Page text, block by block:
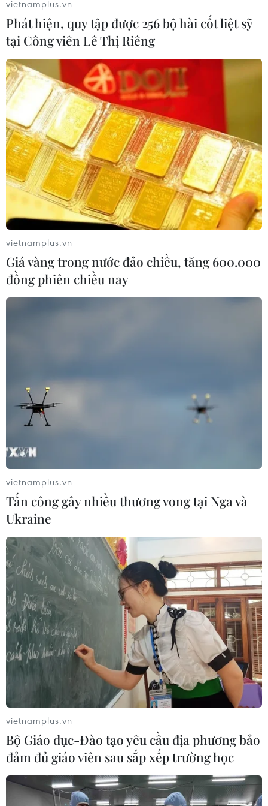
Chủ tịch Hạ viện Anh nêu cách cứu vãn
thỏa thuận Brexit
07/04/2019 11:01
Theo bà Leadsom, Chính phủ Anh buộc phải đối thoại
với lãnh đạo Công đảng đối lập Jeremy Corbyn để cứu
vãn Brexit, đồng thời cho rằng các bộ trưởng đã sẵn
sàng thỏa hiệp với lãnh đạo đảng đối lập này.
vietnamplus.vn
Phát hiện, quy tập được 256 bộ hài cốt liệt sỹ
tại Công viên Lê Thị Riêng
vietnamplus.vn
Giá vàng trong nước đảo chiều, tăng 600.000
đồng phiên chiều nay
vietnamplus.vn
Tấn công gây nhiều thương vong tại Nga và
Ukraine
vietnamplus.vn
Bộ Giáo dục-Đào tạo yêu cầu địa phương bảo
đảm đủ giáo viên sau sắp xếp trường học